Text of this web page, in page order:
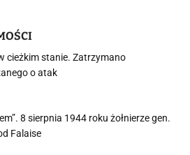
cieżkim stanie. Zatrzymano
o atak
8 sierpnia 1944 roku żołnierze gen.
Falaise